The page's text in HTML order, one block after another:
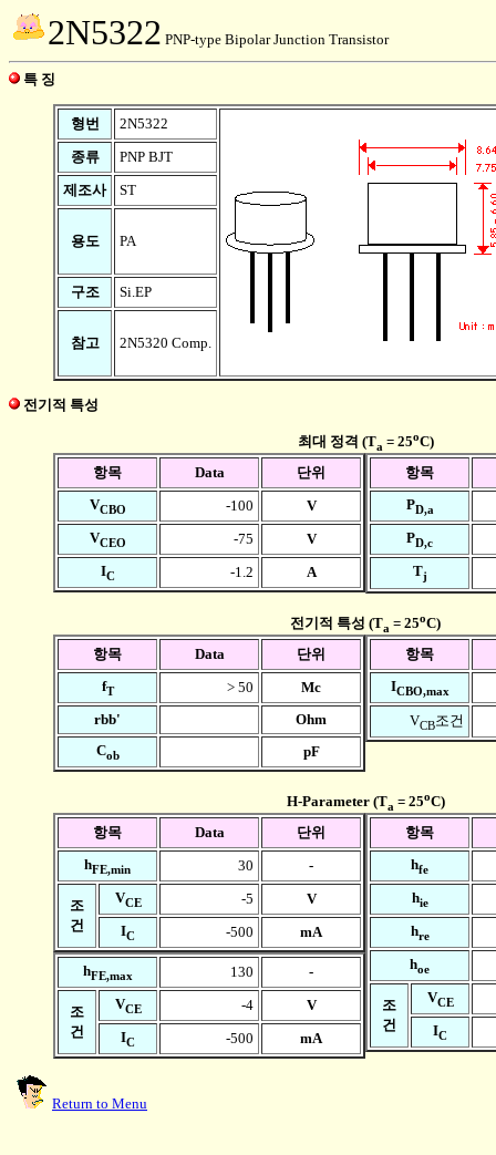
2N5322 PNP-type Bipolar Junction Transistor
특 징
형번
2N5322
종류
PNP BJT
제조사
ST
용도 PA
구조 Si.EP
참고 2N5320 Comp.
전기적 특성
최대 정격 (Ta = 25oC)
항목
Data
단위
VCBO -100
V
VCEO -75
V
IC -1.2 A
항목
PD,a
PD,c
Tj
전기적 특성 (Ta = 25oC)
항목
Data
단위
fT > 50
Mc
rbb'
Ohm
Cob pF
항목
ICBO,max
VCB조건
H-Parameter (Ta = 25oC)
항목
Data
단위
hFE,min 30 -
조
건
VCE -5
V
IC -500 mA
hFE,max 130 -
조
건
VCE -4
V
IC -500 mA
항목
hfe
hie
hre
hoe
조
건
VCE
IC
Return to Menu